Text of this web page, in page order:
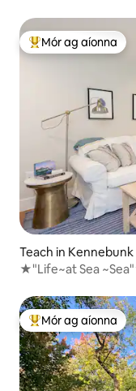
An-mhór ag aíonna
Mór ag aíonna
Teach in Kennebunk
★"Life~at Sea
An-mhór ag aíonna
Mór ag aíonna